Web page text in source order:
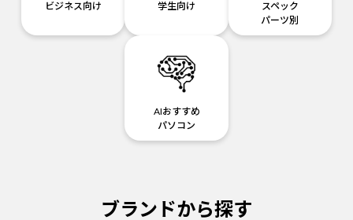
ビジネス向け 学生向け
スペック
パーツ別
AIおすすめ
パソコン
ブランドから探す